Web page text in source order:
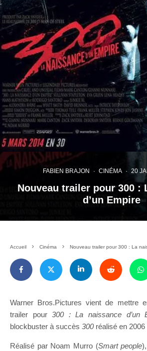
FABIEN BRAJON · CINÉMA · 20
Nouveau trailer pour 300 :
d’un Empire
Accueil Cinéma Nouveau trailer pour 300 : La
Warner Bros.Pictures vient de mettre
trailer pour300 : La naissance d’un
blockbuster à succès 300 réalisé en
Réalisé par Noam Murro (Smart people